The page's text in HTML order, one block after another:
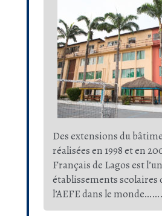
Des extensions du
réalisées en 1998 et en
Français de Lagos est
établissements scolaires
l’AEFE dans le